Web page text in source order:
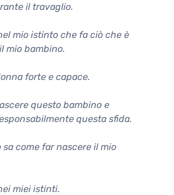
il travaglio.
mio istinto che fa ciò che è
mio bambino.
forte e capace.
questo bambino e
questa sfida.
sa come far nascere il mio
miei istinti.